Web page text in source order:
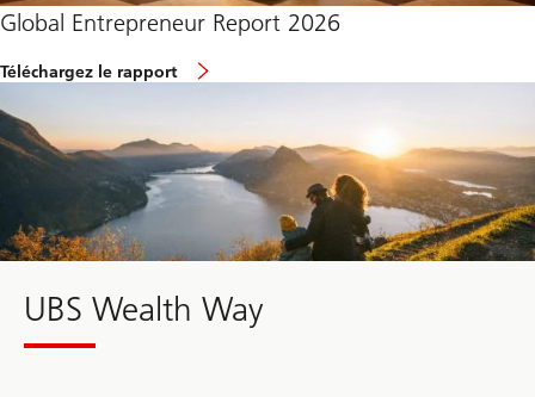
y
o
i
r
e
p
o
2
2
6
Global Entrepreneur Report 2026
Téléchargez le rapport
o
l
o
b
e
n
e
détail
UBS Wealth Way